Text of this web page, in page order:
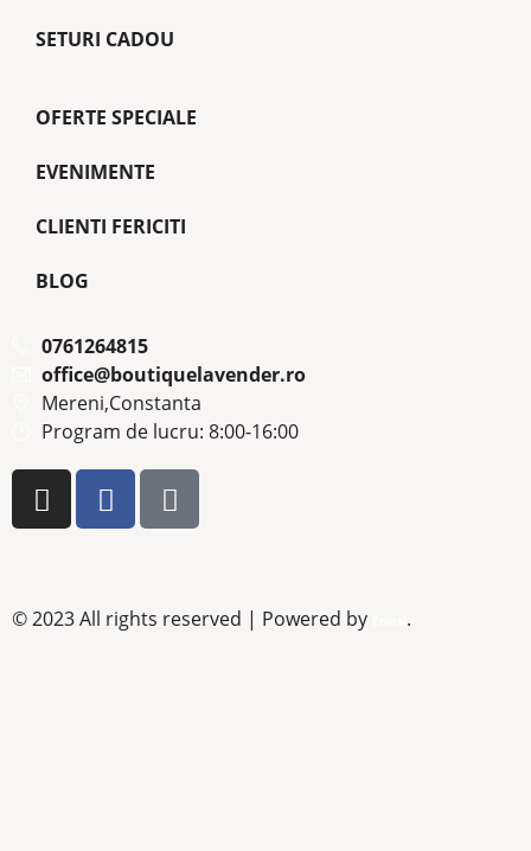
SETURI CADOU
OFERTE SPECIALE
EVENIMENTE
CLIENTI FERICITI
BLOG
0761264815
office@boutiquelavender.ro
Mereni,Constanta
Program de lucru: 8:00-16:00
© 2023 All rights reserved | Powered by .